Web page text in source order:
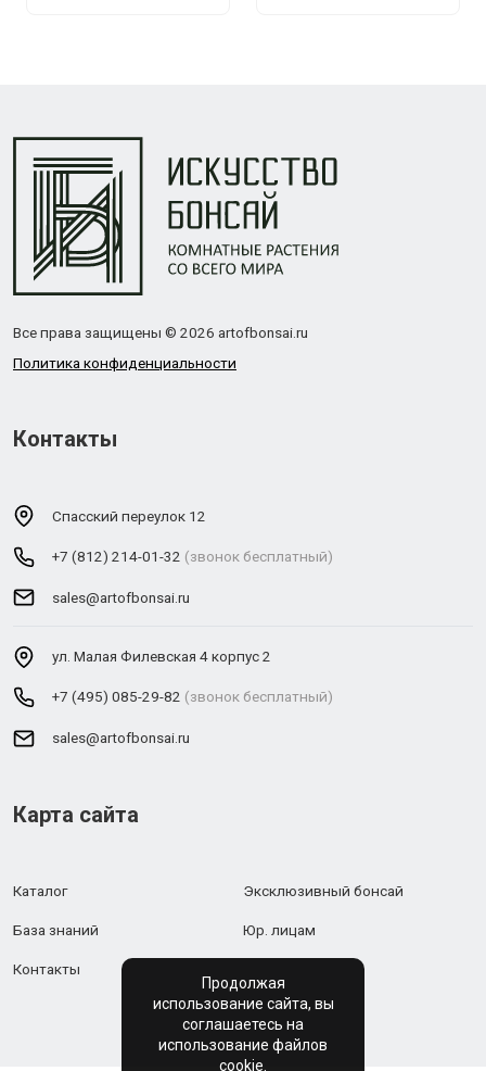
Все права защищены © 2026 artofbonsai.ru
Политика конфиденциальности
Контакты
Спасский переулок 12
+7 (812) 214-01-32 (звонок бесплатный)
sales@artofbonsai.ru
ул. Малая Филевская 4 корпус 2
+7 (495) 085-29-82 (звонок бесплатный)
sales@artofbonsai.ru
Карта сайта
Каталог Эксклюзивный бонсай
База знаний Юр. лицам
Контакты
Продолжая
использование сайта, вы
соглашаетесь на
использование файлов
cookie.